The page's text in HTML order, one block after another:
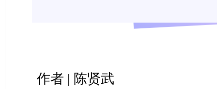
作者 | 陈贤武